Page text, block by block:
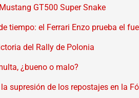
GT500 Super Snake
tiempo: el Ferrari Enzo prueba el
del Rally de Polonia
¿bueno o malo?
supresión de los repostajes en la